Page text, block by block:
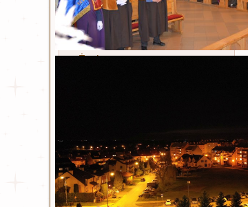
Św. Siostra Faustyna
Życiorys
Miłosierdzie Boże
Kult Miłosierdzia Bożego